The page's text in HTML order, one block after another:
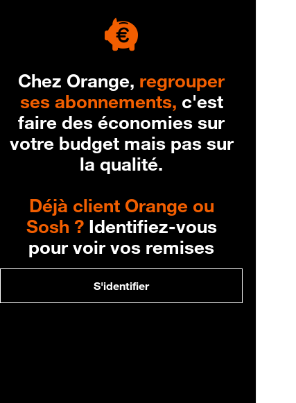
Chez Orange, regrouper
ses abonnements, c'est
faire des économies sur
votre budget mais pas sur
la qualité.
Déjà client Orange ou
Sosh ?Identifiez-vous
pour voir vos remises
S'identifier